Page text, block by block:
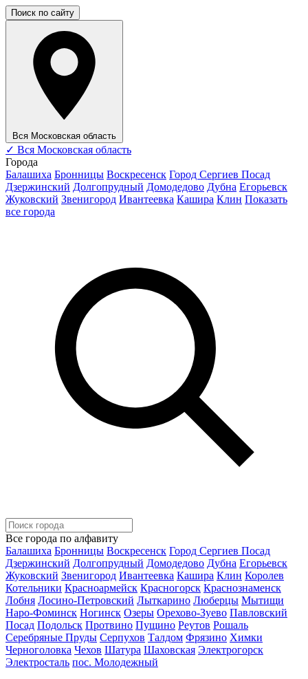
Поиск по сайту
Вся Московская область
✓ Вся Московская область
Города
Балашиха Бронницы Воскресенск Город Сергиев Посад
Дзержинский Долгопрудный Домодедово Дубна Егорьевск
Жуковский Звенигород Ивантеевка Кашира Клин Показать
все города
Все города по алфавиту
Балашиха Бронницы Воскресенск Город Сергиев Посад
Дзержинский Долгопрудный Домодедово Дубна Егорьевск
Жуковский Звенигород Ивантеевка Кашира Клин Королев
Котельники Красноармейск Красногорск Краснознаменск
Лобня Лосино-Петровский Лыткарино Люберцы Мытищи
Наро-Фоминск Ногинск Озеры Орехово-Зуево Павловский
Посад Подольск Протвино Пущино Реутов Рошаль
Серебряные Пруды Серпухов Талдом Фрязино Химки
Черноголовка Чехов Шатура Шаховская Электрогорск
Электросталь пос. Молодежный